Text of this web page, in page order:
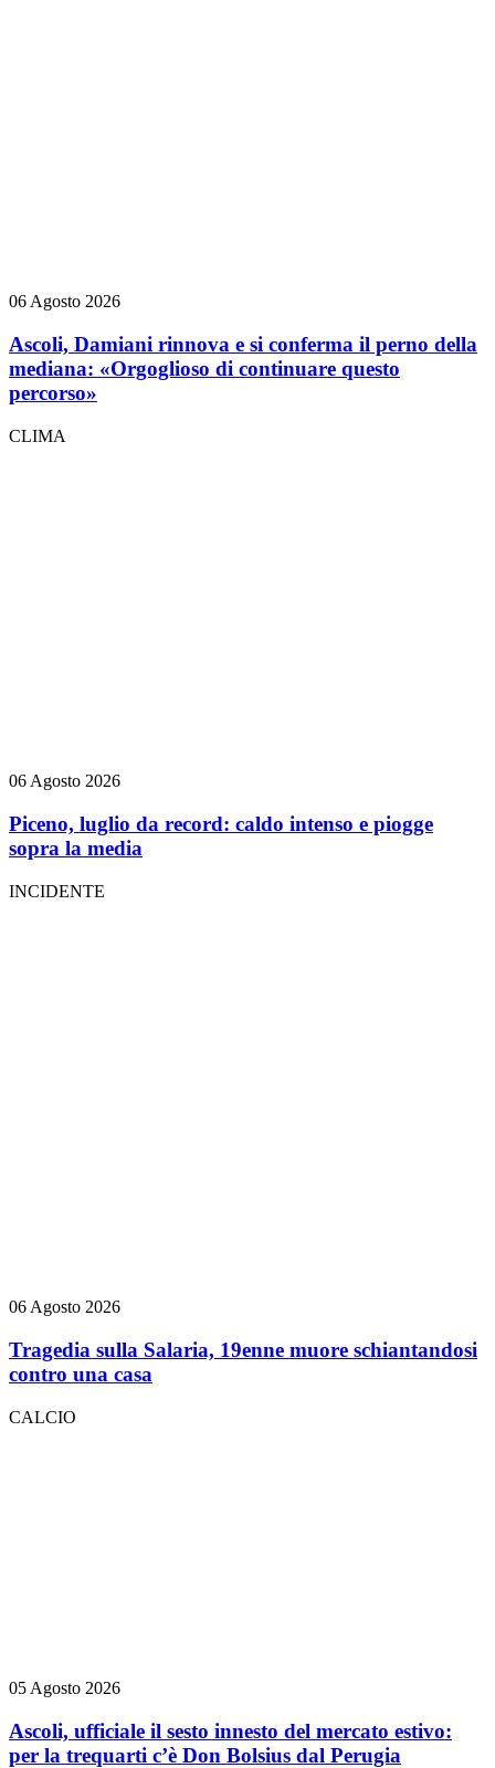
06 Agosto 2026
Ascoli, Damiani rinnova e si conferma il perno della
mediana: «Orgoglioso di continuare questo
percorso»
CLIMA
06 Agosto 2026
Piceno, luglio da record: caldo intenso e piogge
sopra la media
INCIDENTE
06 Agosto 2026
Tragedia sulla Salaria, 19enne muore schiantandosi
contro una casa
CALCIO
05 Agosto 2026
Ascoli, ufficiale il sesto innesto del mercato estivo:
per la trequarti c’è Don Bolsius dal Perugia